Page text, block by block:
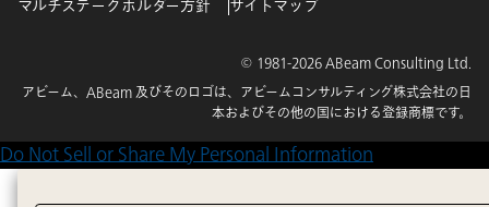
マルチステークホルダー方針
サイトマップ
© 1981-2026 ABeam Consulting Ltd.
アビーム、ABeam 及びそのロゴは、アビームコンサルティング株式会社の日
本およびその他の国における登録商標です。
Do Not Sell or Share My Personal Information